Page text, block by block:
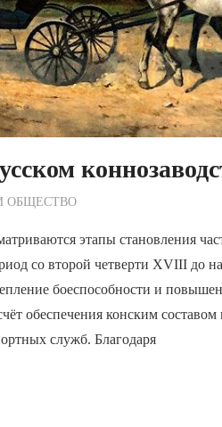
по Редакции
ОБЩЕСТВО
этапы становления
со второй четверти XVIII до
боеспособности и
обеспечения конским
служб. Благодаря